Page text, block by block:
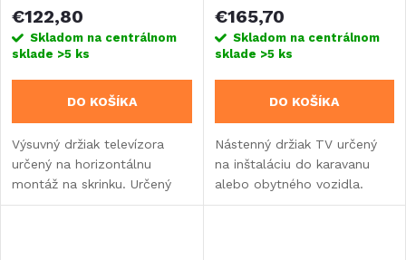
€122,80
Skladom na centrálnom
sklade >5 ks
DO KOŠÍKA
Výsuvný držiak televízora
určený na horizontálnu
montáž na skrinku. Určený
pre karavany, obytné
€165,70
Skladom na centrálnom
sklade >5 ks
DO KOŠÍKA
Nástenný držiak TV určený
na inštaláciu do karavanu
alebo obytného vozidla.
Vertikálny - siahajúci zhora